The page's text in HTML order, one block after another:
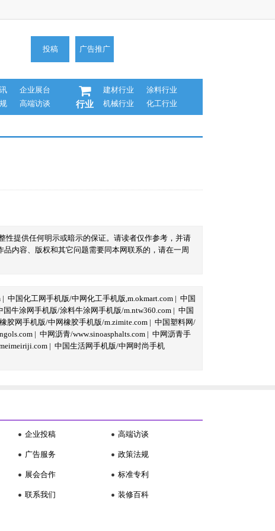
投稿 广告推广
企业展台
高端访谈 行业
建材行业
涂料行业
机械行业
化工行业
性提供任何明示或暗示的保证。请读者仅作参考，并请
内容、版权和其它问题需要同本网联系的，请在一周
| 中国化工网手机版/中网化工手机版,m.okmart.com | 中国
国牛涂网手机版/涂料牛涂网手机版/m.ntw360.com | 中国
胶网手机版/中网橡胶手机版/m.zimite.com | 中国塑料网/
| 中网沥青/www.sinoasphalts.com | 中网沥青手
| 中国生活网手机版/中网时尚手机
企业投稿
广告服务
展会合作
联系我们
高端访谈
政策法规
标准专利
装修百科